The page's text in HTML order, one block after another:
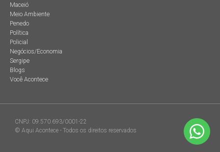
Maceió
Meio Ambiente
Penedo
Política
Policial
Negócios/Economia
Sergipe
Blogs
Você Acontece
CNPJ: 09.570.693/0001-22
© Aqui Acontece - Todos os direitos reservados